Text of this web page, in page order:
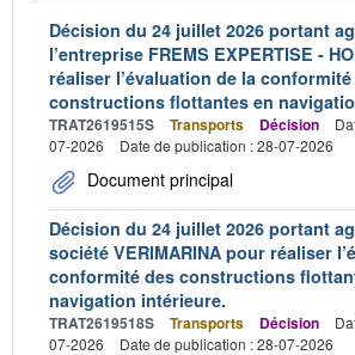
Décision du 24 juillet 2026 portant
l’entreprise FREMS EXPERTISE -
réaliser l’évaluation de la
constructions flottantes en
TRAT2619515S Transports Décision
07-2026
Date de publication : 28-07-2026
Document principal
Décision du 24 juillet 2026 portant
société VERIMARINA pour réaliser
conformité des constructions
navigation intérieure.
TRAT2619518S Transports Décision
07-2026
Date de publication : 28-07-2026